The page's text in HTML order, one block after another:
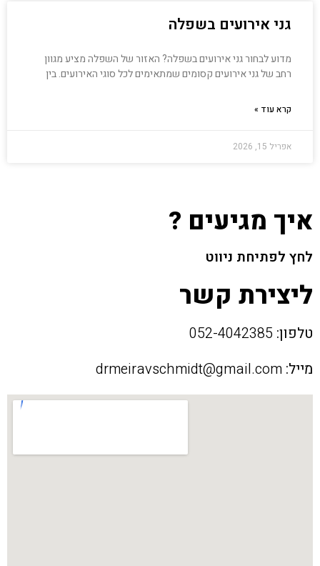
גני אירועים בשפלה
מדוע לבחור גני אירועים בשפלה? האזור של השפלה מציע מגוון
רחב של גני אירועים קסומים שמתאימים לכל סוגי האירועים. בין
קרא עוד »
אפריל 15, 2026
איך מגיעים ?
לחץ לפתיחת ניווט
ליצירת קשר
טלפון:
מייל: drmeiravschmidt@gmail.com